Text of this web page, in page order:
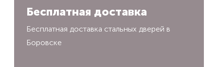
Бесплатная доставка
Бесплатная доставка стальных дверей в
Боровске